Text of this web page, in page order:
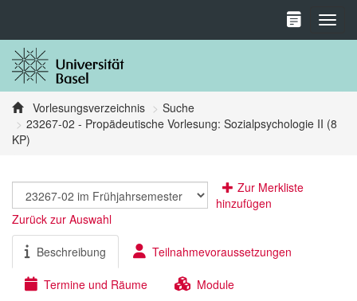
Vorlesungsverzeichnis
Suche
23267-02 - Propädeutische Vorlesung: Sozialpsychologie II (8
KP)
Zur Merkliste
hinzufügen
Zurück zur Auswahl
Beschreibung Teilnahmevoraussetzungen
Termine und Räume Module